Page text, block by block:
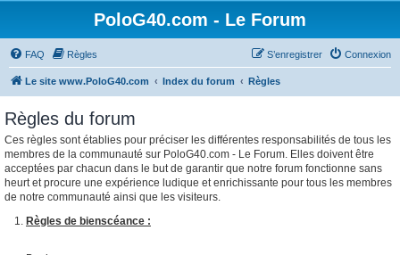
PoloG40.com - Le Forum
FAQ Règles Connexion
S’enregistrer
Le site www.PoloG40.com Index du forum Règles
Règles du forum
Ces règles sont établies pour préciser les différentes responsabilités de tous les
membres de la communauté sur PoloG40.com - Le Forum. Elles doivent être
acceptées par chacun dans le but de garantir que notre forum fonctionne sans
heurt et procure une expérience ludique et enrichissante pour tous les membres
de notre communauté ainsi que les visiteurs.
Règles de bienscéance :